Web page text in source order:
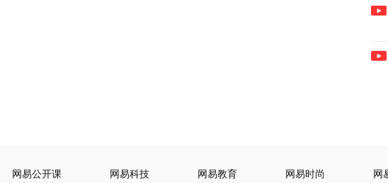
网易公开课 网易科技 网易教育 网易时尚 网